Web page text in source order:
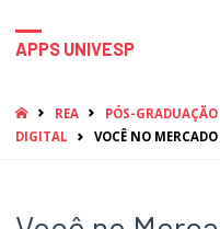
APPS UNIVESP
HOMEREA PÓS-GRADUAÇÃO
DIGITAL
VOCÊ NO